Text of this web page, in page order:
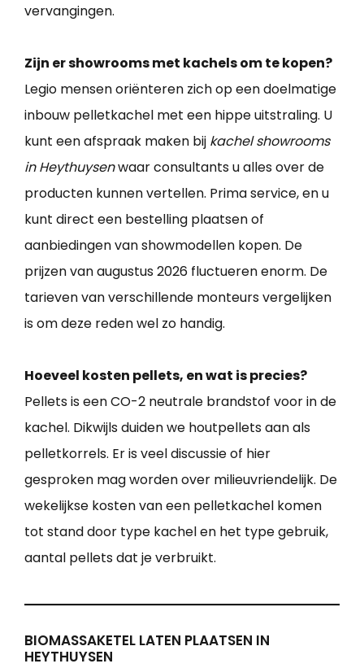
vervangingen.
Zijn er showrooms met kachels om te kopen?
Legio mensen oriënteren zich op een doelmatige
inbouw pelletkachel met een hippe uitstraling. U
kunt een afspraak maken bij kachel showrooms
in Heythuysenwaar consultants u alles over de
producten kunnen vertellen. Prima service, en u
kunt direct een bestelling plaatsen of
aanbiedingen van showmodellen kopen. De
prijzen van augustus 2026 fluctueren enorm. De
tarieven van verschillende monteurs vergelijken
is om deze reden wel zo handig.
Hoeveel kosten pellets, en wat is precies?
Pellets is een CO-2 neutrale brandstof voor in de
kachel. Dikwijls duiden we houtpellets aan als
pelletkorrels. Er is veel discussie of hier
gesproken mag worden over milieuvriendelijk. De
wekelijkse kosten van een pelletkachel komen
tot stand door type kachel en het type gebruik,
aantal pellets dat je verbruikt.
BIOMASSAKETEL LATEN PLAATSEN IN
HEYTHUYSEN